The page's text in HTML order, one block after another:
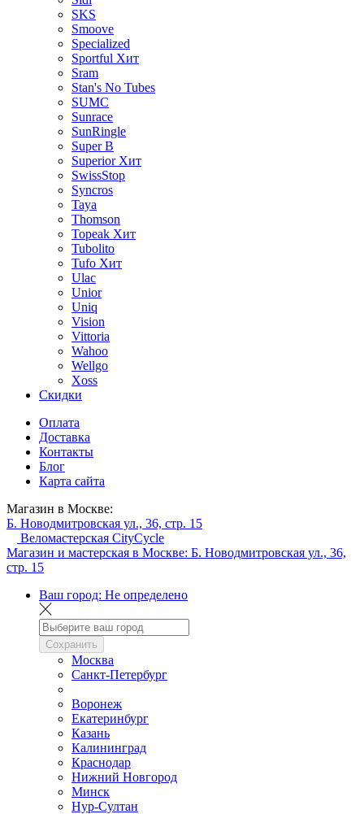
SKS
Smoove
Specialized
Sportful Хит
Sram
Stan's No Tubes
SUMC
Sunrace
SunRingle
Super B
Superior Хит
SwissStop
Syncros
Taya
Thomson
Topeak Хит
Tubolito
Tufo Хит
Ulac
Unior
Uniq
Vision
Vittoria
Wahoo
Wellgo
Xoss
Скидки
Оплата
Доставка
Контакты
Блог
Карта сайта
Магазин в Москве:
Б. Новодмитровская ул., 36, стр. 15
Веломастерская CityCycle
Магазин и мастерская в Москве: Б. Новодмитровская ул., 36,
стр. 15
Ваш город: Не определено
Сохранить
Москва
Санкт-Петербург
Воронеж
Екатеринбург
Казань
Калининград
Краснодар
Нижний Новгород
Минск
Нур-Султан